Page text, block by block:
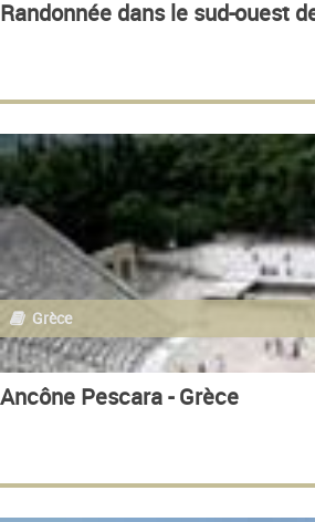
Randonnée dans le sud-ouest
Grèce
Ancône Pescara - Grèce